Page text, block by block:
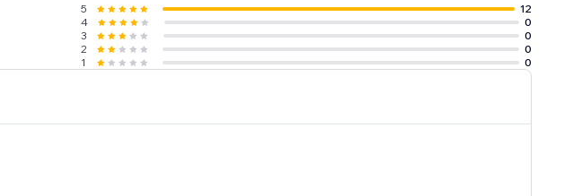
5
12
4
0
3
0
2
0
1
0